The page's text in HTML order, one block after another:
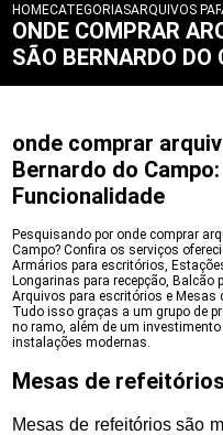
HOMECATEGORIASARQUIVOS
ONDE COMPRAR
SÃO BERNARDO DO
onde comprar
Bernardo do
Funcionalidade
Pesquisando por onde comprar
Campo? Confira os serviços
Armários para escritórios,
Longarinas para recepção, Balcão
Arquivos para escritórios e Mesas
Tudo isso graças a um grupo de
no ramo, além de um
instalações modernas.
Mesas de refeitórios
Mesas de refeitórios são